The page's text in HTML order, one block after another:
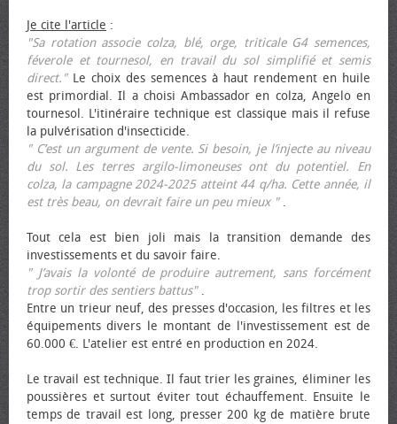
Je cite l'article :
"Sa rotation associe colza, blé, orge, triticale G4 semences,
féverole et tournesol, en travail du sol simplifié et semis
direct."Le choix des semences à haut rendement en huile
est primordial. Il a choisi Ambassador en colza, Angelo en
tournesol. L'itinéraire technique est classique mais il refuse
la pulvérisation d'insecticide.
" C’est un argument de vente. Si besoin, je l’injecte au niveau
du sol. Les terres argilo-limoneuses ont du potentiel. En
colza, la campagne 2024-2025 atteint 44 q/ha. Cette année, il
est très beau, on devrait faire un peu mieux ".
Tout cela est bien joli mais la transition demande des
investissements et du savoir faire.
" J’avais la volonté de produire autrement, sans forcément
trop sortir des sentiers battus".
Entre un trieur neuf, des presses d'occasion, les filtres et les
équipements divers le montant de l'investissement est de
60.000 €. L'atelier est entré en production en 2024.
Le travail est technique. Il faut trier les graines, éliminer les
poussières et surtout éviter tout échauffement. Ensuite le
temps de travail est long, presser 200 kg de matière brute